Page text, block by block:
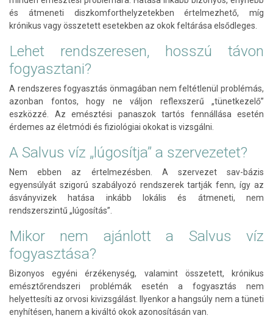
és átmeneti diszkomforthelyzetekben értelmezhető, míg
krónikus vagy összetett esetekben az okok feltárása elsődleges.
Lehet rendszeresen, hosszú távon
fogyasztani?
A rendszeres fogyasztás önmagában nem feltétlenül problémás,
azonban fontos, hogy ne váljon reflexszerű „tünetkezelő”
eszközzé. Az emésztési panaszok tartós fennállása esetén
érdemes az életmódi és fiziológiai okokat is vizsgálni.
A Salvus víz „lúgosítja” a szervezetet?
Nem ebben az értelmezésben. A szervezet sav-bázis
egyensúlyát szigorú szabályozó rendszerek tartják fenn, így az
ásványvizek hatása inkább lokális és átmeneti, nem
rendszerszintű „lúgosítás”.
Mikor nem ajánlott a Salvus víz
fogyasztása?
Bizonyos egyéni érzékenység, valamint összetett, krónikus
emésztőrendszeri problémák esetén a fogyasztás nem
helyettesíti az orvosi kivizsgálást. Ilyenkor a hangsúly nem a tüneti
enyhítésen, hanem a kiváltó okok azonosításán van.